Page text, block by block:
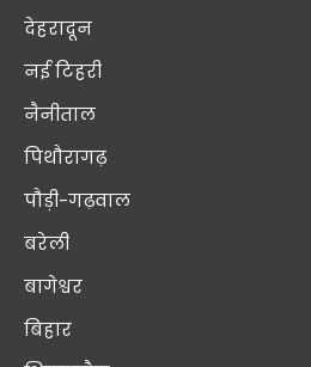
देहरादून
नई टिहरी
नैनीताल
पिथौरागढ़
पौड़ी-गढ़वाल
बरेली
बागेश्वर
बिहार